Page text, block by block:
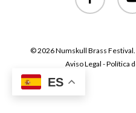
© 2026 Numskull Brass
Aviso Legal - Política
ES